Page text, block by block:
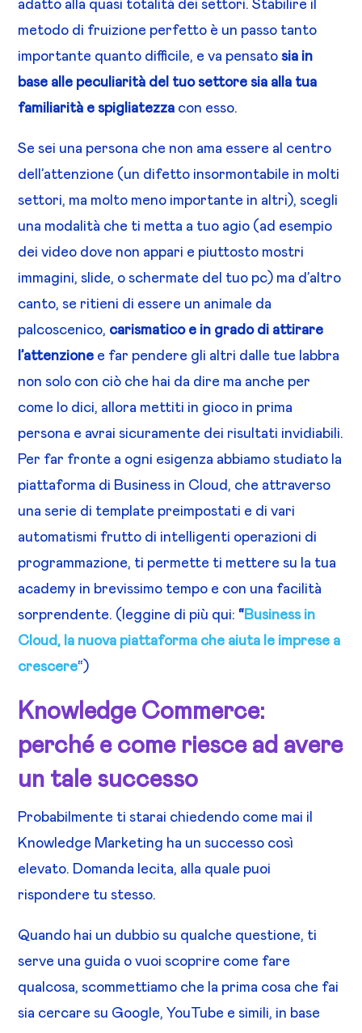
adatto alla quasi totalità dei settori. Stabilire il
metodo di fruizione perfetto è un passo tanto
importante quanto difficile, e va pensatosia in
base alle peculiarità del tuo settore sia alla tua
familiarità e spigliatezza con esso.
Se sei una persona che non ama essere al centro
dell’attenzione (un difetto insormontabile in molti
settori, ma molto meno importante in altri), scegli
una modalità che ti metta a tuo agio (ad esempio
dei video dove non appari e piuttosto mostri
immagini, slide, o schermate del tuo pc) ma d’altro
canto, se ritieni di essere un animale da
palcoscenico, carismatico e in grado di attirare
l’attenzione e far pendere gli altri dalle tue labbra
non solo con ciò che hai da dire ma anche per
come lo dici, allora mettiti in gioco in prima
persona e avrai sicuramente dei risultati invidiabili.
Per far fronte a ogni esigenza abbiamo studiato la
piattaforma di Business in Cloud, che attraverso
una serie di template preimpostati e di vari
automatismi frutto di intelligenti operazioni di
programmazione, ti permette ti mettere su la tua
academy in brevissimo tempo e con una facilità
sorprendente. (leggine di più qui: “Business in
Cloud, la nuova piattaforma che aiuta le imprese a
crescere“)
Knowledge Commerce:
perché e come riesce ad avere
un tale successo
Probabilmente ti starai chiedendo come mai il
Knowledge Marketing ha un successo così
elevato. Domanda lecita, alla quale puoi
rispondere tu stesso.
Quando hai un dubbio su qualche questione, ti
serve una guida o vuoi scoprire come fare
qualcosa, scommettiamo che la prima cosa che fai
sia cercare su Google, YouTube e simili, in base